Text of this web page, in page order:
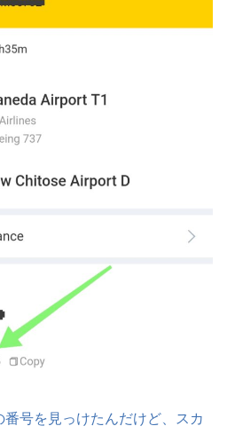
号を見っけたんだけど、スカ